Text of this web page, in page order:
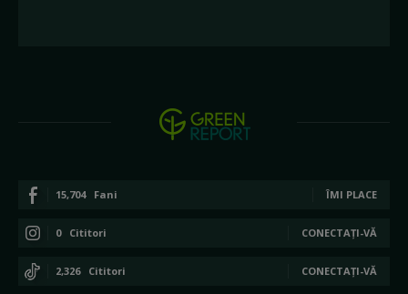
15,704 Fani ÎMI PLACE
0 Cititori CONECTAȚI-VĂ
2,326 Cititori CONECTAȚI-VĂ